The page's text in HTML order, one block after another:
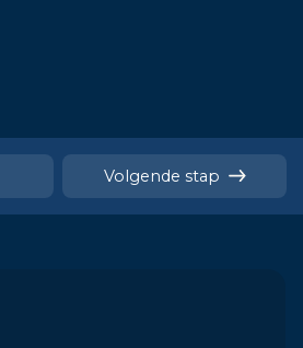
Volgende stap